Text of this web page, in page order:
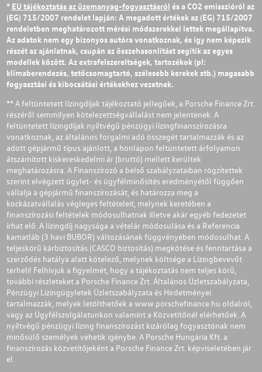
* EU tájékoztatás az üzemanyag-fogyasztásról és a CO2 emisszióról az
(EG) 715/2007 rendelet lapján: A megadott értékek az (EG) 715/2007
rendeletben meghatározott mérési módszerekkel lettek megállapítva.
Az adatok nem egy bizonyos autóra vonatkoznak, és így nem képezik
részét az ajánlatnak, csupán az összehasonlítást segítik az egyes
modellek között. Az extrafelszereltségek, tartozékok (pl:
klímaberendezés, tetőcsomagtartó, szélesebb kerekek stb.) magasabb
fogyasztási és kibocsátási értékekhez vezetnek.
** A feltüntetett lízingdíjak tájékoztató jellegűek, a Porsche Finance Zrt.
részéről semmilyen kötelezettségvállalást nem jelentenek. A
feltüntetett lízingdíjak nyíltvégű pénzügyi lízingfinanszírozásra
vonatkoznak, az általános forgalmi adó összegét tartalmazzák és az
adott gépjármű típus ajánlott, a honlapon feltüntetett árfolyamon
átszámított kiskereskedelmi ár (bruttó) mellett kerültek
meghatározásra. A Finanszírozó a belső szabályzataiban rögzítettek
szerint elvégzett ügylet- és ügyfélminősítés eredményétől függően
vállalja a gépjármű finanszírozását, és határozza meg a
kockázatvállalás végleges feltételeit, melynek keretében a
finanszírozási feltételek módosulhatnak illetve akár egyéb fedezetet
írhat elő. A lízingdíj nagysága a vételár módosulása és a Referencia
kamatláb (3 havi BUBOR) változásának függvényében módosulhat. A
teljeskörű kárbiztosítás (CASCO biztosítás) megkötése és fenntartása a
szerződés hatálya alatt kötelező, melynek költsége a Lízingbevevőt
terheli! Felhívjuk a figyelmét, hogy a tájékoztatás nem teljes körű,
további részleteket a Porsche Finance Zrt. Általános Üzletszabályzata,
Pénzügyi Lízingügyletek Üzletszabályzata és Hirdetményei
tartalmazzák, melyek letölthetőek a www.porschefinance.hu oldalról,
vagy az Ügyfélszolgálatunkon valamint a Közvetítőnél elérhetőek. A
nyíltvégű pénzügyi lízing finanszírozást kizárólag fogyasztónak nem
minősülő személyek vehetik igénybe. A Porsche Hungária Kft. a
finanszírozás közvetítőjeként a Porsche Finance Zrt. képviseletében jár
el.